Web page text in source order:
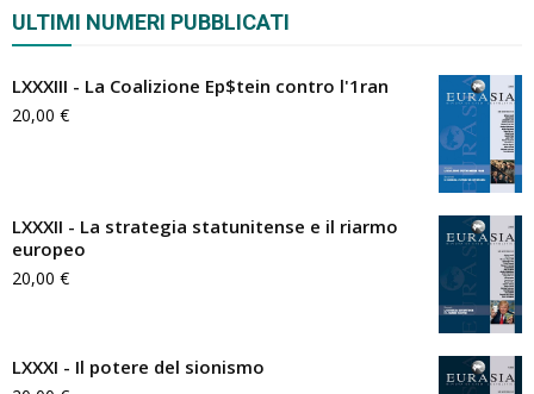
ULTIMI NUMERI PUBBLICATI
LXXXIII - La Coalizione Ep$tein contro l'1ran
20,00 €
LXXXII - La strategia statunitense e il riarmo
europeo
20,00 €
LXXXI - Il potere del sionismo